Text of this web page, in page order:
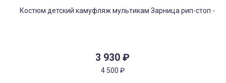
3 930 ₽
4 500 ₽